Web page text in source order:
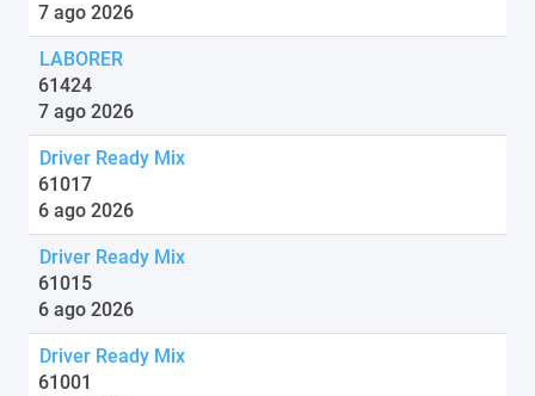
7 ago 2026
LABORER
61424
7 ago 2026
Driver Ready Mix
61017
6 ago 2026
Driver Ready Mix
61015
6 ago 2026
Driver Ready Mix
61001